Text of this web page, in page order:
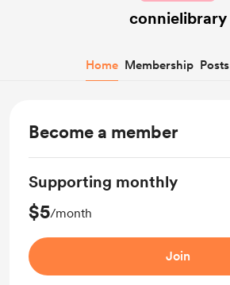
connielibrary
Home Membership Posts
Become a member
Supporting monthly
$5/month
Join